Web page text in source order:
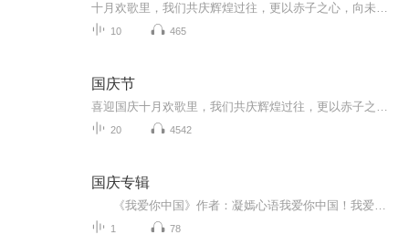
10 465
国庆节
20 4542
国庆专辑
1 78